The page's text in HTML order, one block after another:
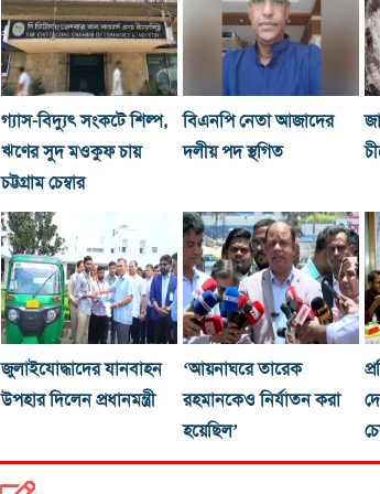
গ্যাস-বিদ্যুৎ সংকটে শিল্প,
ঋণের সুদ মওকুফ চায়
চট্টগ্রাম চেম্বার
বিএনপি নেতা আজাদের
দলীয় পদ স্থগিত
জুলাইযোদ্ধাদের যানবাহন
উপহার দিলেন প্রধানমন্ত্রী
‘আয়নাঘরে তারেক
রহমানকেও নির্যাতন করা
হয়েছিল’